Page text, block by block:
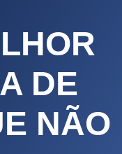
DE
NÃO